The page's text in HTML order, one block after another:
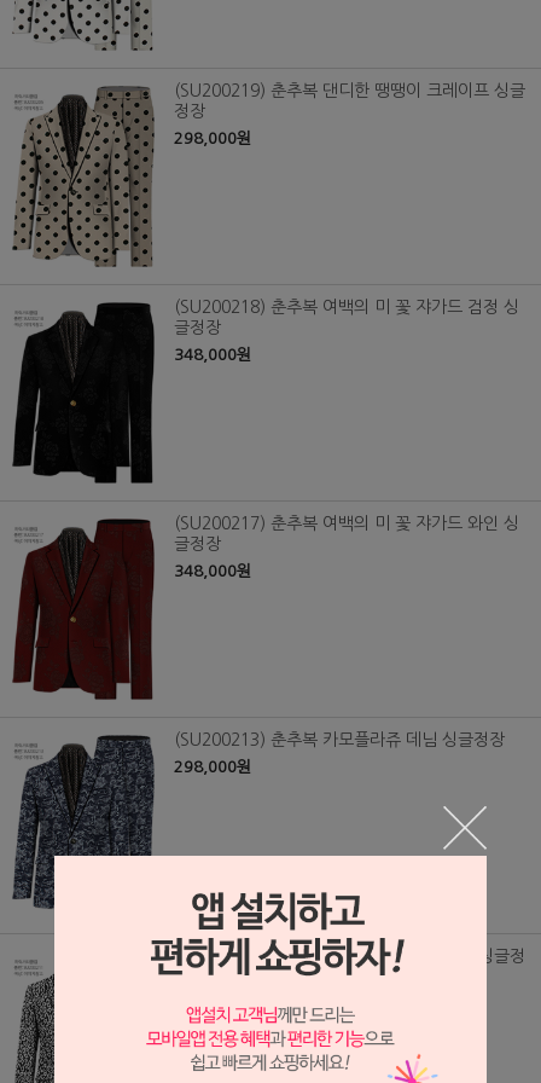
(SU200219) 춘추복 댄디한 땡땡이 크레이프 싱글
정장
298,000원
(SU200218) 춘추복 여백의 미 꽃 쟈가드 검정 싱
글정장
348,000원
(SU200217) 춘추복 여백의 미 꽃 쟈가드 와인 싱
글정장
348,000원
(SU200213) 춘추복 카모플라쥬 데님 싱글정장
298,000원
(SU200211) 춘추복 메탈 호피무늬 쟈가드 싱글정
장
418,000원